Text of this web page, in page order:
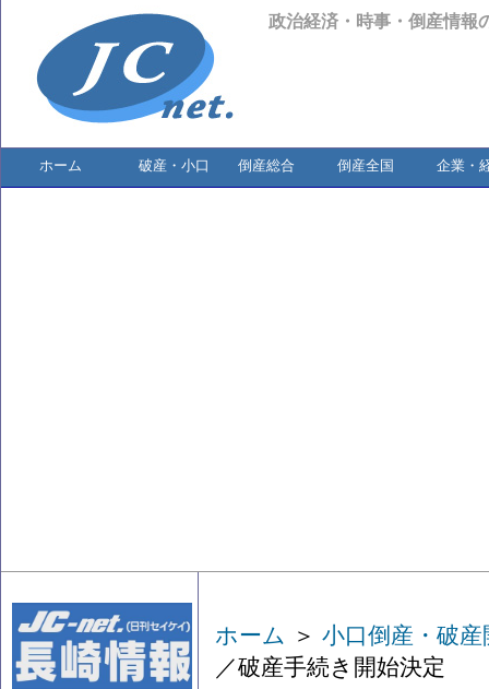
政治経済・時事・倒産情報
ホーム 破産・小口 倒産総合 倒産全国 企業・
ホーム ＞ 小口倒産・破産
／破産手続き開始決定